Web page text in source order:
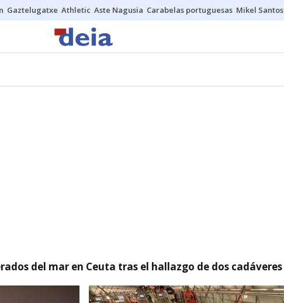
Gaztelugatxe Athletic Aste Nagusia Carabelas portuguesas Mikel Santos
del mar en Ceuta tras el hallazgo de dos cadáveres